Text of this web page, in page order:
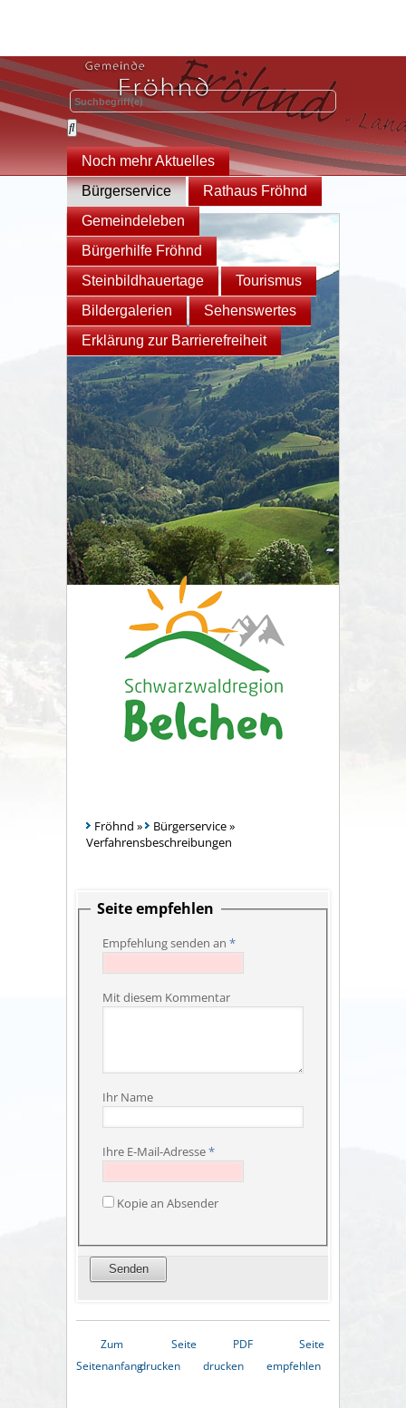
Noch mehr Aktuelles
Bürgerservice
Rathaus Fröhnd
Gemeindeleben
Bürgerhilfe Fröhnd
Steinbildhauertage
Tourismus
Bildergalerien
Sehenswertes
Erklärung zur Barrierefreiheit
Fröhnd » Bürgerservice»
Verfahrensbeschreibungen
Seite empfehlen
Empfehlung senden an *
Mit diesem Kommentar
Ihr Name
Ihre E-Mail-Adresse*
Kopie an Absender
Zum
Seitenanfang
Seite
drucken
PDF
drucken
Seite
empfehlen